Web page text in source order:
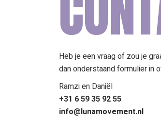
Heb je een vraag of zou je
dan onderstaand formulier in
Ramzi en Daniël
+31 6 59 35 92 55
info@lunamovement.nl